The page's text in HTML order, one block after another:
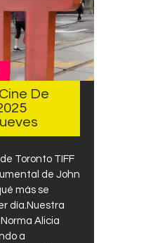
De
Toronto TIFF
de John
más se
día.Nuestra
Alicia
a